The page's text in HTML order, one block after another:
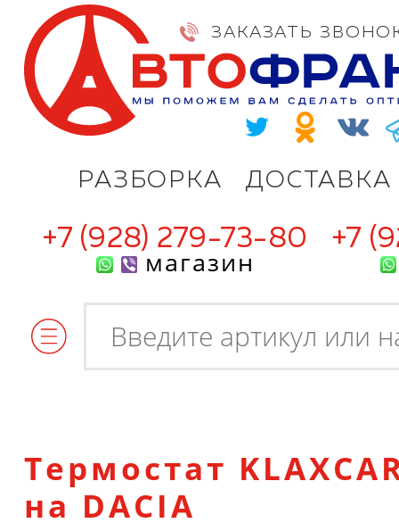
РАЗБОРКА ДОСТАВКА
ЗАКАЗАТЬ
+7 (928) 279-73-80
магазин
+7
Термостат
на DACIA